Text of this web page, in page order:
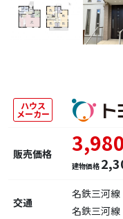
ハウス
メーカー
販売価格
建物価格
交通
名鉄三河
名鉄三河